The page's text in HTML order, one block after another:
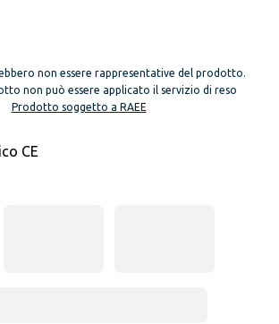
non essere rappresentative del prodotto.
non può essere applicato il servizio di reso
Prodotto soggetto a RAEE
CE